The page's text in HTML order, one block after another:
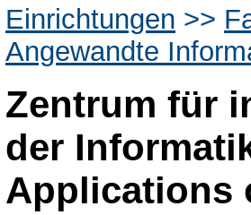
Einrichtungen >>
Angewandte
Zentrum für
der
Applications